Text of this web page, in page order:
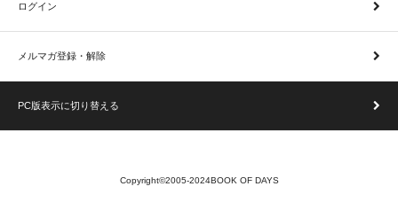
ログイン
メルマガ登録・解除
PC版表示に切り替える
Copyright©2005-2024BOOK OF DAYS